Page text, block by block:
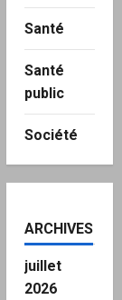
Santé
Santé
public
Société
ARCHIVES
juillet
2026